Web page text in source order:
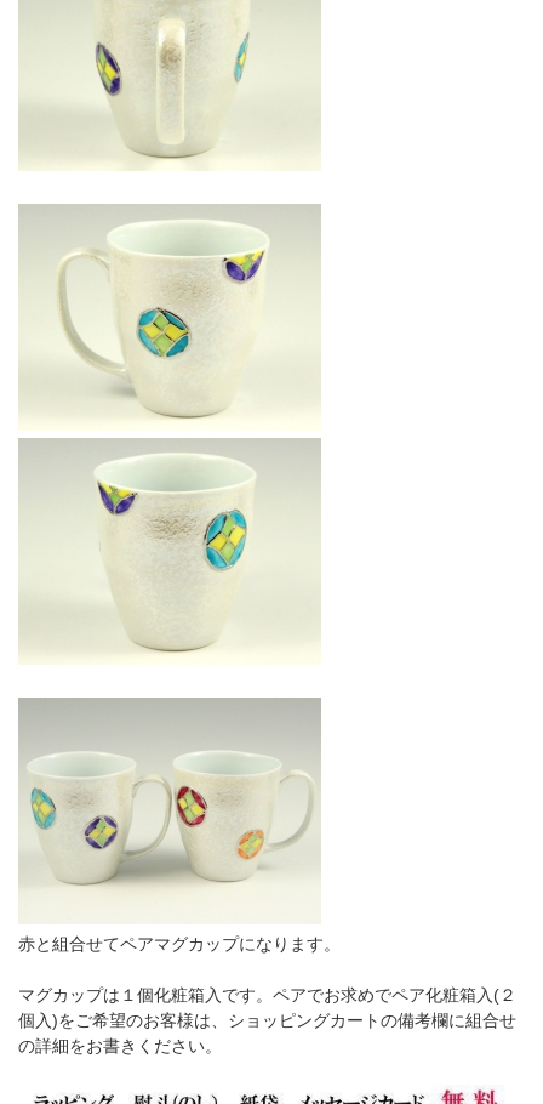
赤と組合せてペアマグカップになります。
マグカップは１個化粧箱入です。ペアでお求めでペア化粧箱入(２
個入)をご希望のお客様は、ショッピングカートの備考欄に組合せ
の詳細をお書きください。